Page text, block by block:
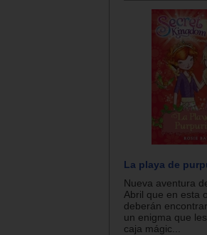
La playa de
Nueva aventura
Abril que en esta
deberán
un enigma que
caja mágic...